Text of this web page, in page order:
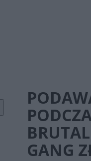
GANG